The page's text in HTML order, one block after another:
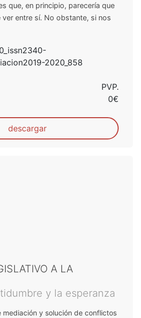
que, en principio, parecería que
ver entre sí. No obstante, si nos
2020_858
PVP.
0€
descargar
A LA
y la esperanza
mediación y solución de conflictos